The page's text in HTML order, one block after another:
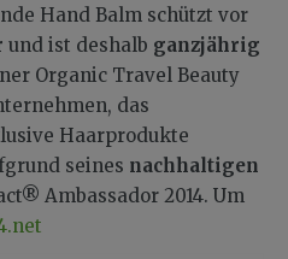
Hand Balm schützt vor
und ist deshalb ganzjährig
Organic Travel Beauty
das
Haarprodukte
seines nachhaltigen
Ambassador 2014. Um